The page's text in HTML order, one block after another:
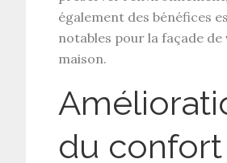
également des bénéfices
notables pour la façade
maison.
du confort